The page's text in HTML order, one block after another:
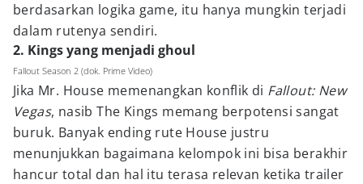
berdasarkan logika game, itu hanya mungkin terjadi
dalam rutenya sendiri.
2. Kings yang menjadi ghoul
Fallout Season 2 (dok. Prime Video)
Jika Mr. House memenangkan konflik di Fallout: New
Vegas, nasib The Kings memang berpotensi sangat
buruk. Banyak ending rute House justru
menunjukkan bagaimana kelompok ini bisa berakhir
hancur total dan hal itu terasa relevan ketika trailer